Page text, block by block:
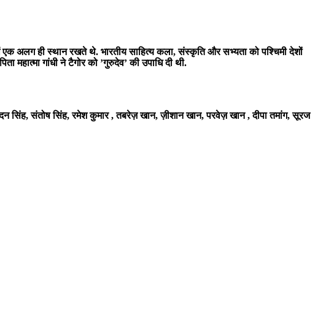
अलग ही स्थान रखते थे. भारतीय साहित्य कला, संस्कृति और सभ्यता को पश्चिमी देशों
गांधी ने टैगोर को ’गुरुदेव’ की उपाधि दी थी.
सिंह, संतोष सिंह, रमेश कुमार , तबरेज़ खान, ज़ीशान खान, परवेज़ खान , दीपा तमांग, सूरज